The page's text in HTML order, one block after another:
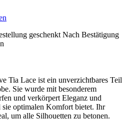
geschenkt Nach Bestätigung
Tia Lace ist ein unverzichtbares Teil
Sie wurde mit besonderem
und verkörpert Eleganz und
sie optimalen Komfort bietet. Ihr
um alle Silhouetten zu betonen.